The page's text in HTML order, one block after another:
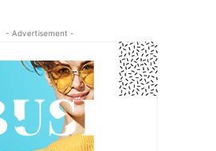
- Advertisement -